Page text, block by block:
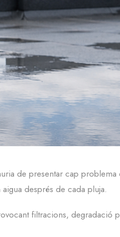
de presentar cap problema
després de cada pluja.
filtracions, degradació